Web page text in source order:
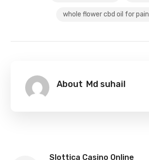
whole flower cbd oil for pain
About Md suhail
Slottica Casino Online ️